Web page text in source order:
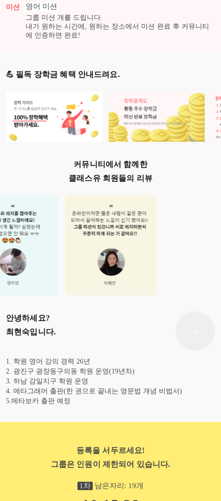
미션 영어 미션
그룹 미션 개를 드립니다.
내가 원하는 시간에, 원하는 장소에서 미션 완료 후 커뮤니티
에 인증하면 완료!
💪 필독 장학금 혜택 안내드려요.
커뮤니티에서 함께한
클래스유 회원들의 리뷰
안녕하세요?
최현숙입니다.
1. 학원 영어 강의 경력 26년
2. 광진구 광장동구의동 학원 운영(19년차)
3. 하남 감일지구 학원 운영
4. 메타그래머 출판(한 권으로 끝내는 영문법 개념 비법서)
5.메타보카 출판 예정
등록을 서두르세요!
그룹은 인원이 제한되어 있습니다.
1차 남은자리: 19개